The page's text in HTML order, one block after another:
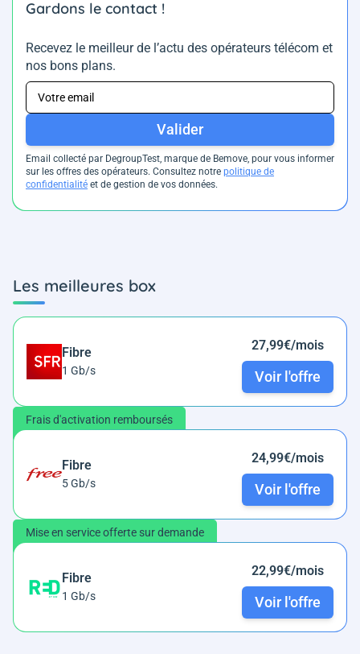
Gardons le contact !
Recevez le meilleur de l’actu des opérateurs télécom et
nos bons plans.
Valider
Email collecté par DegroupTest, marque de Bemove, pour vous informer
sur les offres des opérateurs. Consultez notre politique de
confidentialité et de gestion de vos données.
Les meilleures box
Fibre
1 Gb/s
27,99€/mois
Voir l'offre
Frais d'activation remboursés
Fibre
5 Gb/s
24,99€/mois
Voir l'offre
Mise en service offerte sur demande
Fibre
1 Gb/s
22,99€/mois
Voir l'offre